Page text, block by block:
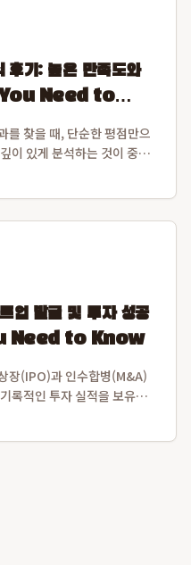
후기: 높은 만족도와
You Need to
를 찾을 때, 단순한 평점만으
이 있게 분석하는 것이 중요
업 발굴 및 투자 성공
Need to Know
장(IPO)과 인수합병(M&A)
록적인 투자 실적을 보유한